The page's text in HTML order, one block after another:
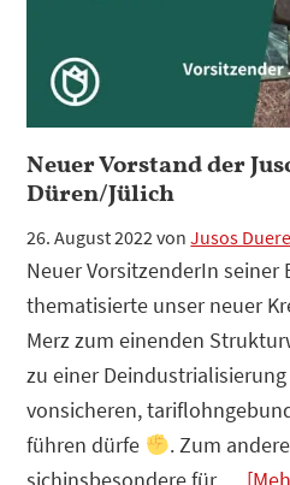
Neuer Vorstand der
Düren/Jülich
26. August 2022vonJusos
Neuer VorsitzenderIn seiner
thematisierte unser neuer
Merz zum einenden
zu einer
vonsicheren,
führen dürfe
. Zum